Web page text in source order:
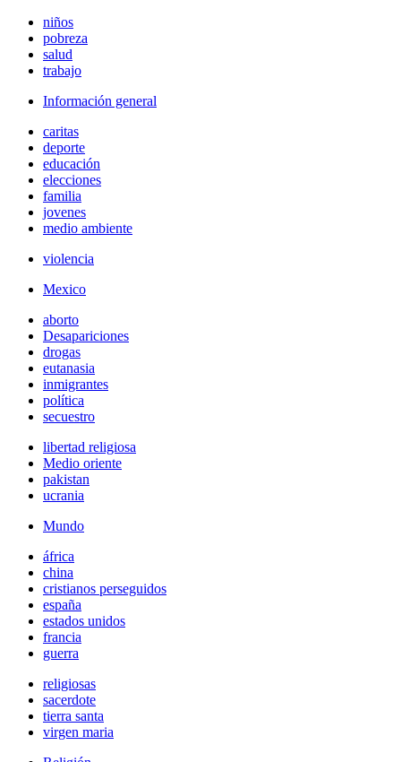
niños
pobreza
salud
trabajo
Información general
caritas
deporte
educación
elecciones
familia
jovenes
medio ambiente
violencia
Mexico
aborto
Desapariciones
drogas
eutanasia
inmigrantes
política
secuestro
libertad religiosa
Medio oriente
pakistan
ucrania
Mundo
áfrica
china
cristianos perseguidos
españa
estados unidos
francia
guerra
religiosas
sacerdote
tierra santa
virgen maria